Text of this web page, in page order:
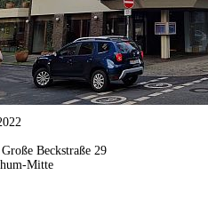
Beckstraße 29
Mitte